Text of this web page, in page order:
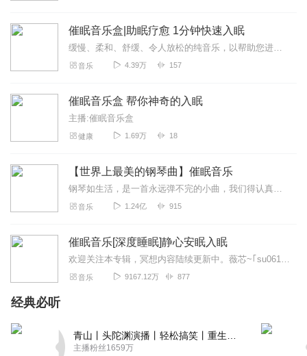
催眠音乐盒|助眠疗愈 1分钟快速入眠
缓慢、柔和、舒缓、令人放松的纯音乐，以帮助您进入睡眠状态，享受深度睡眠。如果你也喜欢这些音乐，欢迎订阅和关注哦，期待您的五星好评和点赞评论，谢谢！
音乐 4.39万 157
催眠音乐盒 帮你神奇的入眠
主播:催眠音乐盒
健康 1.69万 18
【世界上最美的钢琴曲】催眠音乐
钢琴如生活，是一首永远弹不完的小曲，我们得认真严肃对待每一个音符，让我们用心感受琴声，用心感悟人生。钢琴的音色是单纯而丰富的，柔如冬日阳光，盈盈亮亮...
音乐 1.24亿 915
催眠音乐[深度睡眠]静心安眠入眠
欢迎关注本专辑，冥想内容陆续更新中。薇芯~｢su06123456789｣关于重塑心灵·喜马拉雅百万粉丝疗愈品牌。·独家高品质课程合作伙伴。·专业的心理学精英制...
音乐 9167.12万 877
经典必听
主播粉丝1659万